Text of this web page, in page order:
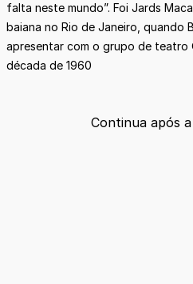
falta neste mundo”. Foi Jards
baiana no Rio de Janeiro, quando
apresentar com o grupo de teatro
década de 1960
Continua após